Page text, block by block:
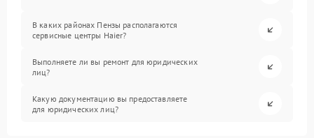
В каких районах Пензы располагаются
сервисные центры Haier?
Выполняете ли вы ремонт для юридических
лиц?
Какую документацию вы предоставляете
для юридических лиц?